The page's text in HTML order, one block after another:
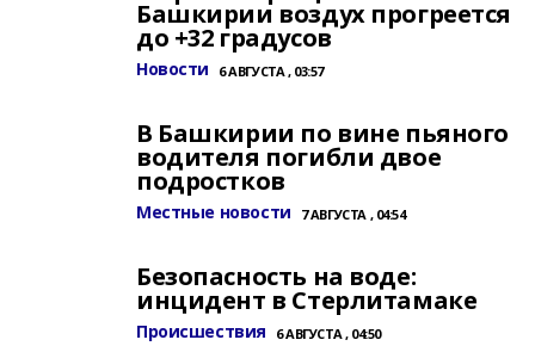
Башкирии воздух прогреется
до +32 градусов
Новости 6 АВГУСТА , 03:57
В Башкирии по вине пьяного
водителя погибли двое
подростков
Местные новости 7 АВГУСТА , 04:54
Безопасность на воде:
инцидент в Стерлитамаке
Происшествия 6 АВГУСТА , 04:50